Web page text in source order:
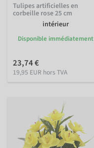
Tulipes artificielles en
corbeille rose 25 cm
intérieur
Disponible immédiatement
23,74 €
19,95 EUR hors TVA